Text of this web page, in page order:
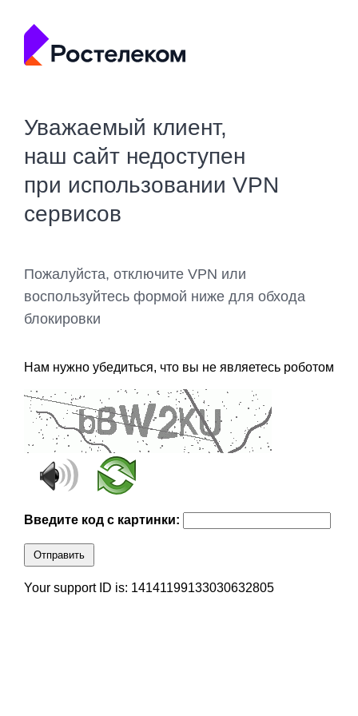
Уважаемый клиент,
наш сайт недоступен
при использовании VPN
сервисов
Пожалуйста, отключите VPN или
воспользуйтесь формой ниже для обхода
блокировки
Нам нужно убедиться, что вы не являетесь роботом
Введите код с картинки:
Отправить
Your support ID is: 14141199133030632805